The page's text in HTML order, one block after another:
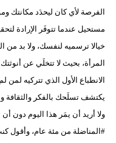
الفرصة لأي كان ليحدَد مكانتك
مستحيل عندما تتوفَر الإرادة
خيالا ترسميه لنفسك، ولا بد من
المرأة، بحيث لا تتخلَي عن
الانطباع الأول الذي تتركيه
يكتشف تسلَحك بالفكر والثقافة و
ولا أريد أن يمَر هذا اليوم دون أن
#المناضلة من مئة عام، وأقول